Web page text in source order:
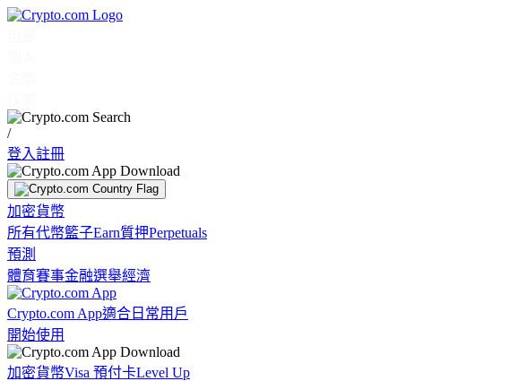
/
登入註冊
加密貨幣
所有代幣籃子Earn質押Perpetuals
預測
體育賽事金融選舉經濟
Crypto.com App適合日常用戶
開始使用
加密貨幣Visa 預付卡Level Up